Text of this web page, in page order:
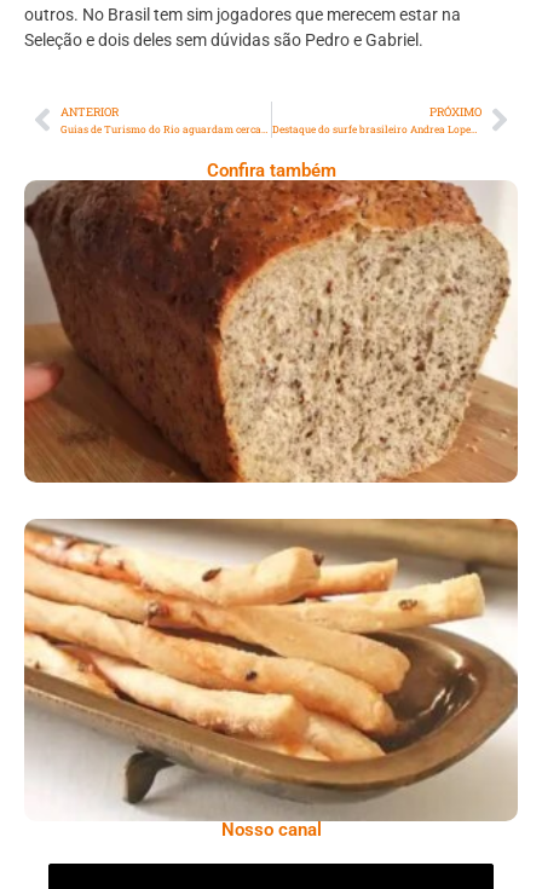
outros. No Brasil tem sim jogadores que merecem estar na
Seleção e dois deles sem dúvidas são Pedro e Gabriel.
ANTERIOR PRÓXIMO
Destaque do surfe brasileiro Andrea Lopes afirma: “Posso ajudar o surfe feminino por ser pioneira”
Confira também
Comer Bem: Pão Low Carb
Comer Bem: Palitinhos De Cebola E Salsa
Nosso canal